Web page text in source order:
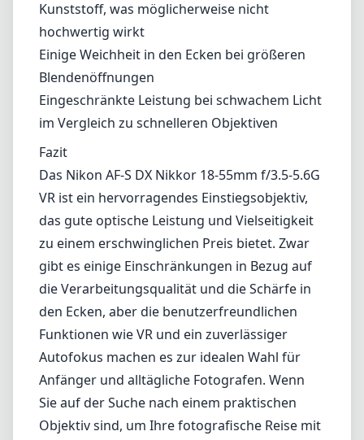
das gute optische Leistung und Vielseitigkeit
zu einem erschwinglichen Preis bietet. Zwar
gibt es einige Einschränkungen in Bezug auf
die Verarbeitungsqualität und die Schärfe in
den Ecken, aber die benutzerfreundlichen
Funktionen wie VR und ein zuverlässiger
Autofokus machen es zur idealen Wahl für
Anfänger und alltägliche Fotografen. Wenn
Sie auf der Suche nach einem praktischen
Objektiv sind, um Ihre fotografische Reise mit
Nikon zu beginnen, ist dieses definitiv eine
Überlegung wert.
Technische Spezifikationen
18mm
min. Brennweite